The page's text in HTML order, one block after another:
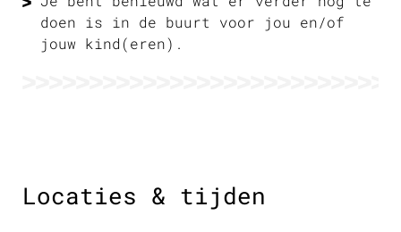
doen is in de buurt voor jou en/of
jouw kind(eren).
Locaties & tijden